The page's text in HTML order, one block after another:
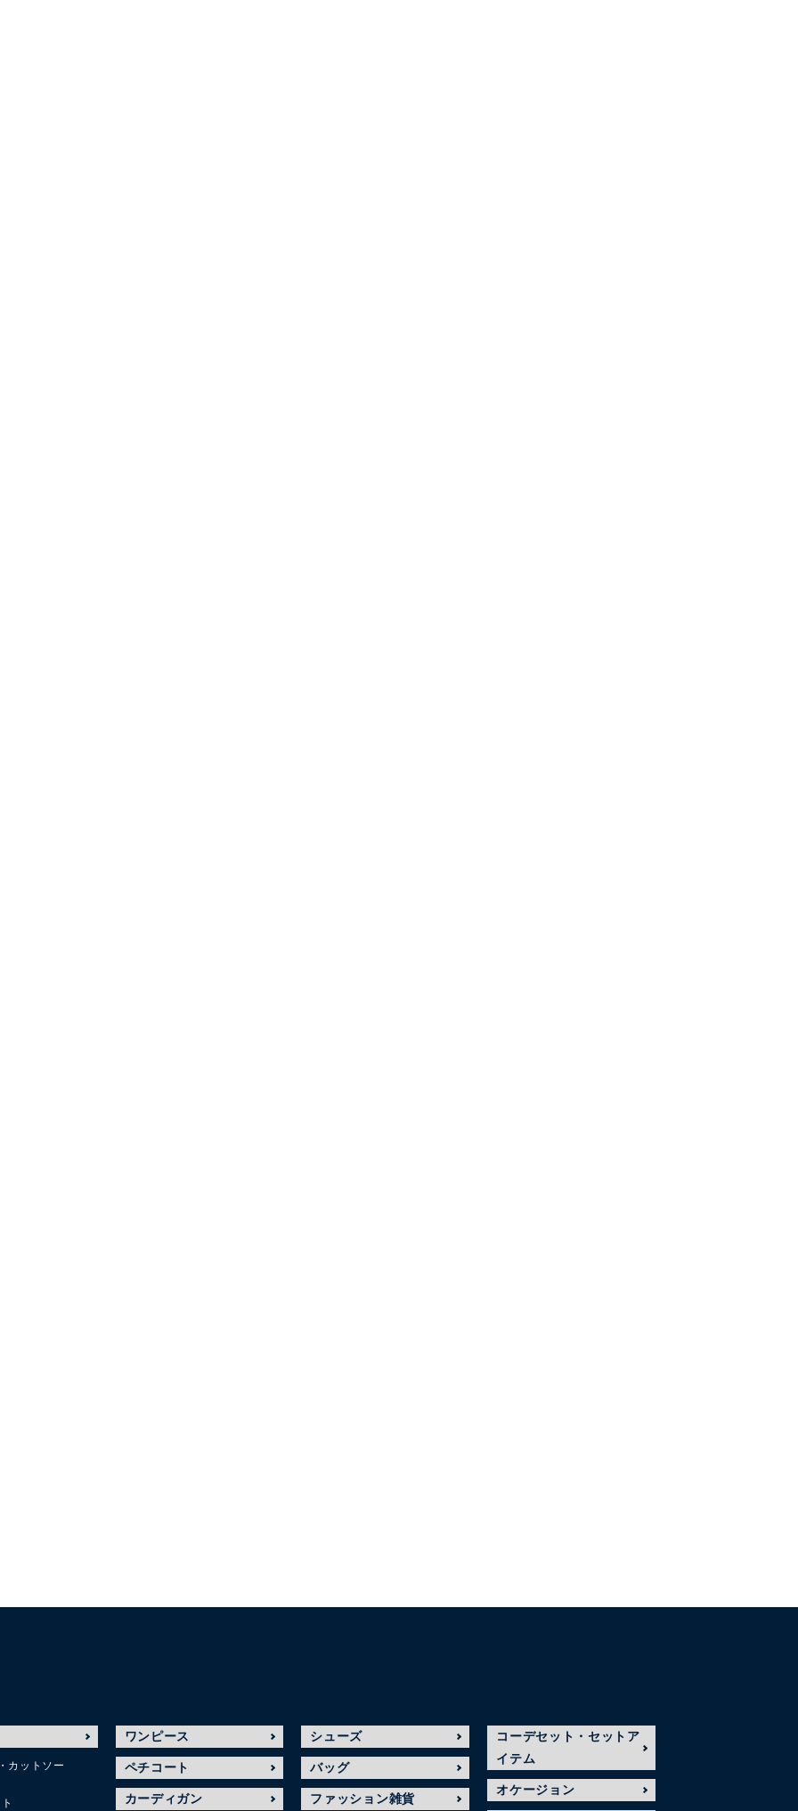
カットソー
ワンピース
ペチコート
カーディガン
シューズ
バッグ
ファッション雑貨
コーデセット・セットア
イテム
オケージョン